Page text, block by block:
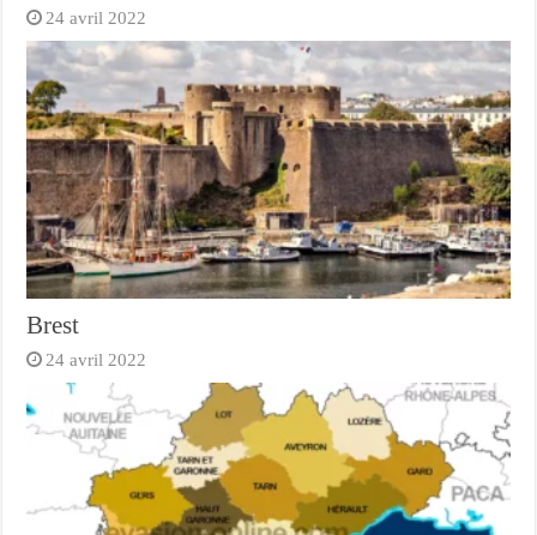
24 avril 2022
Brest
24 avril 2022